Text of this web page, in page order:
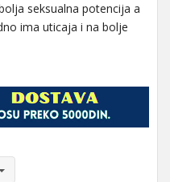
seksualna potencija a
ima uticaja i na bolje